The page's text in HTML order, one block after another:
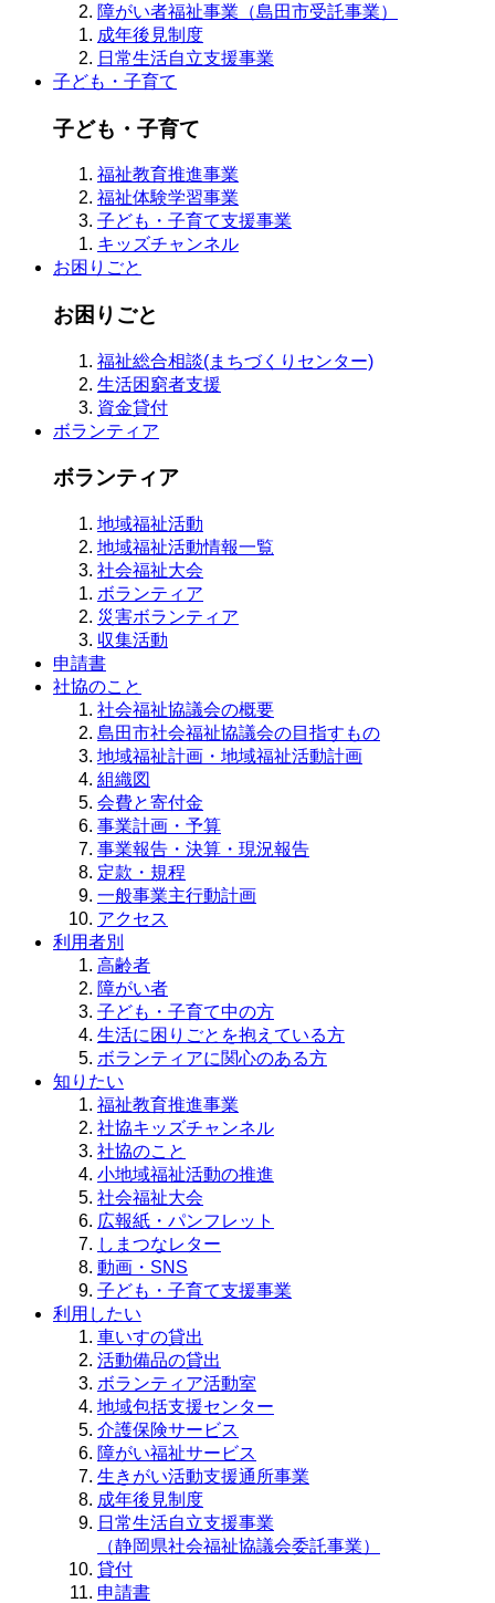
障がい者福祉事業（島田市受託事業）
成年後見制度
日常生活自立支援事業
子ども・子育て
子ども・子育て
福祉教育推進事業
福祉体験学習事業
子ども・子育て支援事業
キッズチャンネル
お困りごと
お困りごと
福祉総合相談(まちづくりセンター)
生活困窮者支援
資金貸付
ボランティア
ボランティア
地域福祉活動
地域福祉活動情報一覧
社会福祉大会
ボランティア
災害ボランティア
収集活動
申請書
社協のこと
社会福祉協議会の概要
島田市社会福祉協議会の目指すもの
地域福祉計画・地域福祉活動計画
組織図
会費と寄付金
事業計画・予算
事業報告・決算・現況報告
定款・規程
一般事業主行動計画
アクセス
利用者別
高齢者
障がい者
子ども・子育て中の方
生活に困りごとを抱えている方
ボランティアに関心のある方
知りたい
福祉教育推進事業
社協キッズチャンネル
社協のこと
小地域福祉活動の推進
社会福祉大会
広報紙・パンフレット
しまつなレター
動画・SNS
子ども・子育て支援事業
利用したい
車いすの貸出
活動備品の貸出
ボランティア活動室
地域包括支援センター
介護保険サービス
障がい福祉サービス
生きがい活動支援通所事業
成年後見制度
日常生活自立支援事業
（静岡県社会福祉協議会委託事業）
貸付
申請書